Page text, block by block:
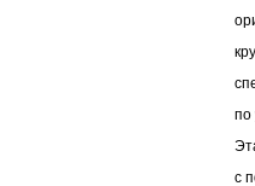
по
с